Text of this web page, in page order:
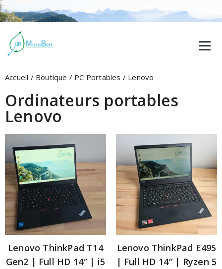
Accueil / Boutique / PC Portables / Lenovo
Ordinateurs portables
Lenovo
Lenovo ThinkPad T14
Gen2 | Full HD 14″ | i5
Lenovo ThinkPad E495
| Full HD 14″ | Ryzen 5